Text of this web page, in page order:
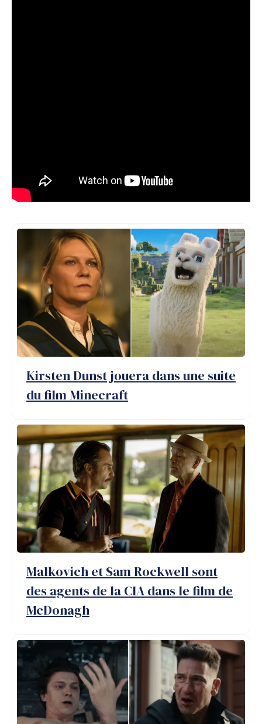
Kirsten Dunst jouera dans une suite
du film Minecraft
Malkovich et Sam Rockwell sont
des agents de la CIA dans le film de
McDonagh